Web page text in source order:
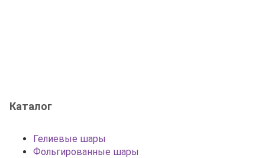
Каталог
Гелиевые шары
Фольгированные шары